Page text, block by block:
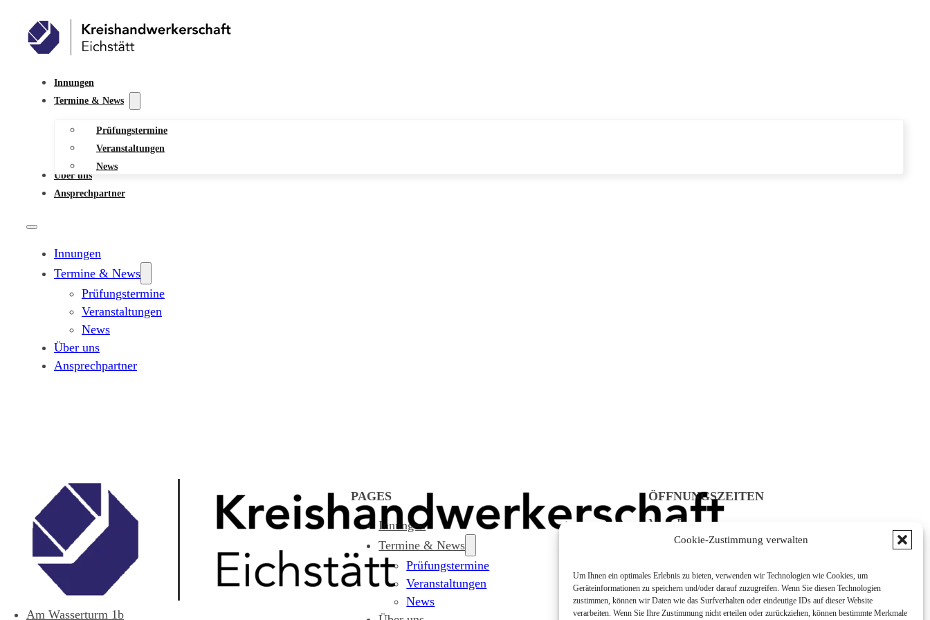
Cookie-Zustimmung verwalten
Um Ihnen ein optimales Erlebnis zu bieten, verwenden wir Technologien wie Cookies, um
Geräteinformationen zu speichern und/oder darauf zuzugreifen. Wenn Sie diesen Technologien
zustimmen, können wir Daten wie das Surfverhalten oder eindeutige IDs auf dieser Website
verarbeiten. Wenn Sie Ihre Zustimmung nicht erteilen oder zurückziehen, können bestimmte Merkmale
Innungen
Termine & News
Prüfungstermine
Veranstaltungen
News
Über uns
Ansprechpartner
Innungen
Termine & News
Prüfungstermine
Veranstaltungen
News
Über uns
Ansprechpartner
Am Wasserturm 1b
PAGES
Innungen
Termine & News
Prüfungstermine
Veranstaltungen
News
ÖFFNUNGSZEITEN
Mo - Do:
08:00 - 12:00 Uhr
Fr:
8:00 - 12:00 Uhr